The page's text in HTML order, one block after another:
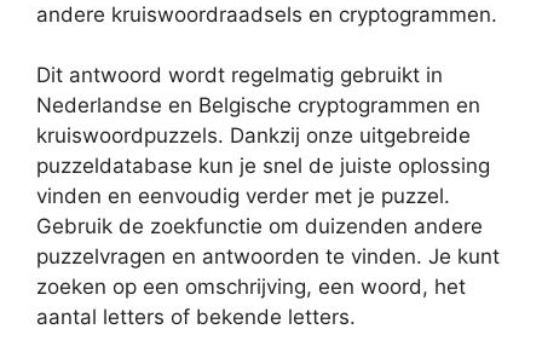
andere kruiswoordraadsels en cryptogrammen.
Dit antwoord wordt regelmatig gebruikt in
Nederlandse en Belgische cryptogrammen en
kruiswoordpuzzels. Dankzij onze uitgebreide
puzzeldatabase kun je snel de juiste oplossing
vinden en eenvoudig verder met je puzzel.
Gebruik de zoekfunctie om duizenden andere
puzzelvragen en antwoorden te vinden. Je kunt
zoeken op een omschrijving, een woord, het
aantal letters of bekende letters.